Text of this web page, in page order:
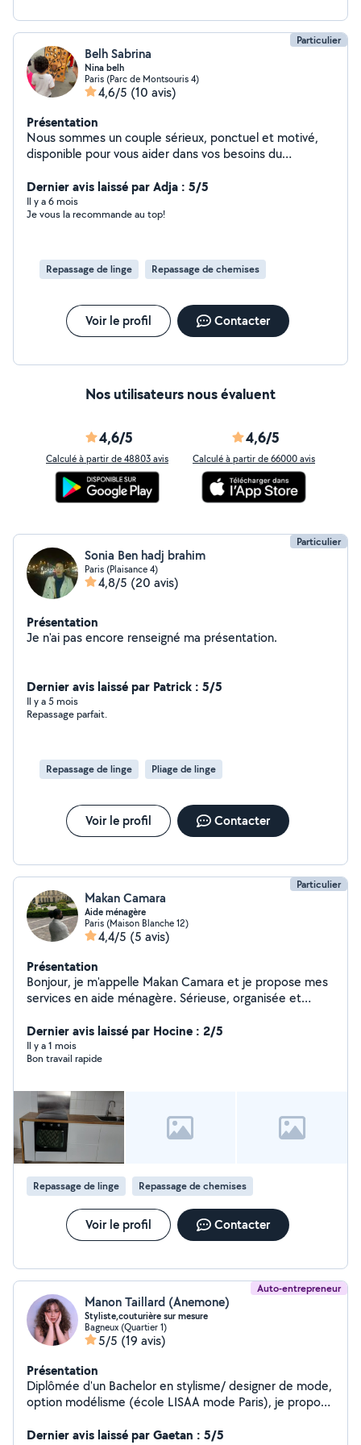
Particulier
Belh Sabrina
Nina belh
Paris (Parc de Montsouris 4)
4,6/5 (10 avis)
Présentation
Nous sommes un couple sérieux, ponctuel et motivé,
disponible pour vous aider dans vos besoins du
linge , aide au courses . Monsieur : Montage de meubles
en kit,bricolage petits travaux,aide au déménagement
et divers services. Secteur : Paris 14ᵉ et alentours.
répondons rapidement !
Dernier avis laissé par Adja : 5/5
Il y a 6 mois
Je vous la recommande au top!
Repassage de linge Repassage de chemises
Voir le profil Contacter
Nos utilisateurs nous évaluent
4,6/5
Calculé à partir de 48803 avis
4,6/5
Calculé à partir de 66000 avis
Particulier
Sonia Ben hadj brahim
Paris (Plaisance 4)
4,8/5 (20 avis)
Présentation
Je n'ai pas encore renseigné ma présentation.
Dernier avis laissé par Patrick : 5/5
Il y a 5 mois
Repassage parfait.
Repassage de linge Pliage de linge
Voir le profil Contacter
Particulier
Makan Camara
Aide ménagère
Paris (Maison Blanche 12)
4,4/5 (5 avis)
Présentation
Bonjour, je m'appelle Makan Camara et je propose mes
services en aide ménagère. Sérieuse, organisée et
soin et discrétion. J'ai une première expérience dans le
monde du travail, notamment en restauration, ce qui
m'a appris la rigueur, la propreté et le respect des
vendredis de 10h à 20h. Je parle français et soninké.
N'hésitez pas à me contacter, je serai ravie d'échanger
avec vous !
Dernier avis laissé par Hocine : 2/5
Il y a 1 mois
Bon travail rapide
Repassage de linge Repassage de chemises
Voir le profil Contacter
Auto-entrepreneur
Manon Taillard (Anemone)
Styliste,couturière sur mesure
Bagneux (Quartier 1)
5/5 (19 avis)
Présentation
Diplômée d'un Bachelor en stylisme/ designer de mode,
option modélisme (école LISAA mode Paris), je propose
mesure. Passionnée et minutieuse, je m'adapte à
Dernier avis laissé par Gaetan : 5/5